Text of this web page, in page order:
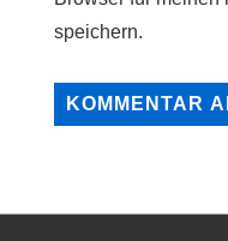
speichern.